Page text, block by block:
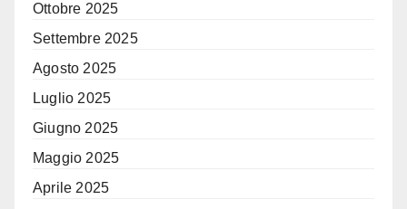
Ottobre 2025
Settembre 2025
Agosto 2025
Luglio 2025
Giugno 2025
Maggio 2025
Aprile 2025